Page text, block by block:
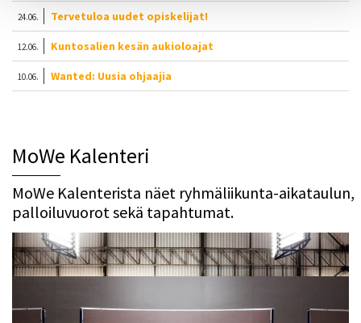
24.06. Tervetuloa uudet opiskelijat!
12.06. Kuntosalien kesän aukioloajat
10.06. Wanted: Uusia ohjaajia
MoWe Kalenteri
MoWe Kalenterista näet ryhmäliikunta-aikataulun,
palloiluvuorot sekä tapahtumat.